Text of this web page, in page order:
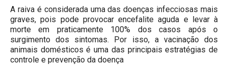
A raiva é considerada uma das doenças infecciosas mais
graves, pois pode provocar encefalite aguda e levar à
morte em praticamente 100% dos casos após o
surgimento dos sintomas. Por isso, a vacinação dos
animais domésticos é uma das principais estratégias de
controle e prevenção da doença